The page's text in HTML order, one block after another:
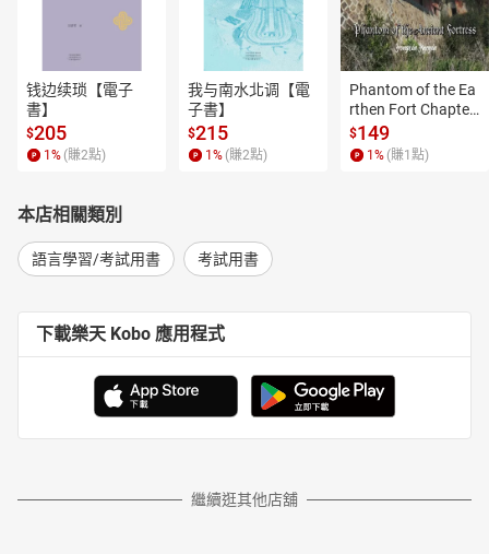
钱边续琐【電子
書】
$205
1 % (賺2點)
我与南水北调【電
子書】
$215
1 % (賺2點)
Phantom of the Ea
rthen Fort Chapter
4【有聲書】
$149
1 % (賺1 點)
本店相關類別
語言學習/考試用書 考試用書
下載樂天 Kobo 應用程式
繼續逛其他店舖